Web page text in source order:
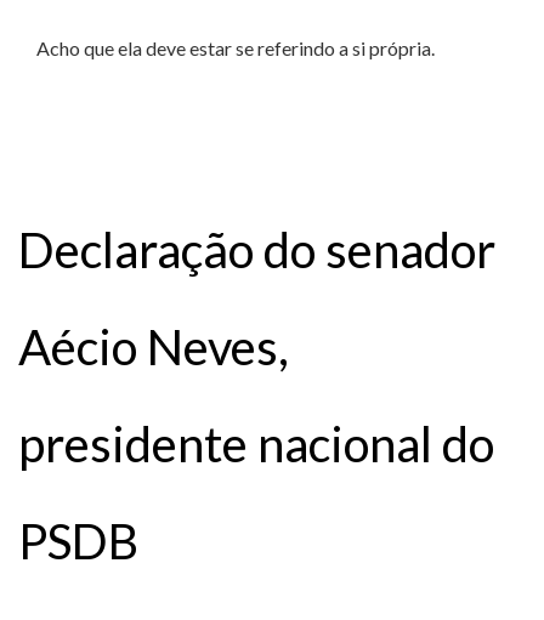
Acho que ela deve estar se referindo a si própria.
Declaração do senador
Aécio Neves,
presidente nacional do
PSDB